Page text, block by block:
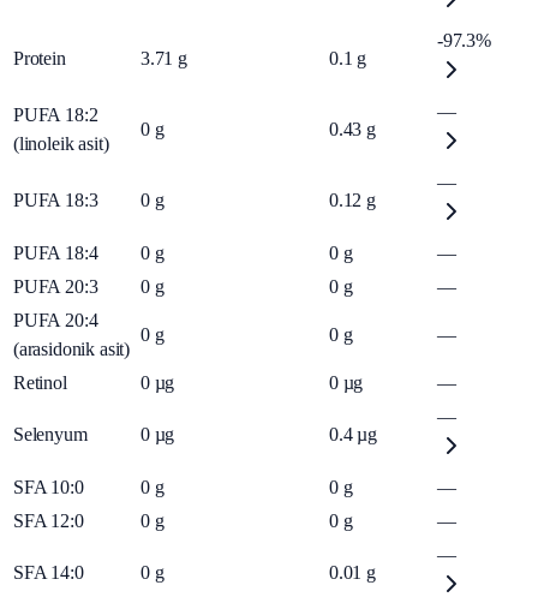
Protein 3.71 g 0.1 g
-97.3%
PUFA 18:2
(linoleik asit)
0 g 0.43 g
—
PUFA 18:3 0 g 0.12 g
—
PUFA 18:4 0 g 0 g
—
PUFA 20:3
0 g 0 g
—
PUFA 20:4
(arasidonik asit)
0 g 0 g —
Retinol 0 µg 0 µg —
Selenyum 0 µg 0.4 µg
—
SFA 10:0 0 g 0 g
—
SFA 12:0
0 g 0 g —
SFA 14:0 0 g 0.01 g
—